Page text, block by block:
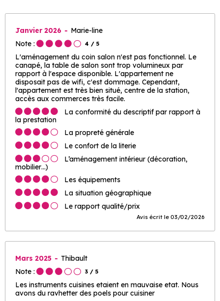
Janvier 2026
Marie-line
Note :
4 / 5
L'aménagement du coin salon n'est pas fonctionnel. Le
canapé, la table de salon sont trop volumineux par
rapport à l'espace disponible. L'appartement ne
disposait pas de wifi, c'est dommage. Cependant,
l'appartement est très bien situé, centre de la station,
accès aux commerces très facile.
La conformité du descriptif par rapport à
la prestation
La propreté générale
Le confort de la literie
L’aménagement intérieur (décoration,
mobilier…)
Les équipements
La situation géographique
Le rapport qualité/prix
Avis écrit le 03/02/2026
Mars 2025
Thibault
Note :
3 / 5
Les instruments cuisines etaient en mauvaise etat. Nous
avons du ravhetter des poels pour cuisiner